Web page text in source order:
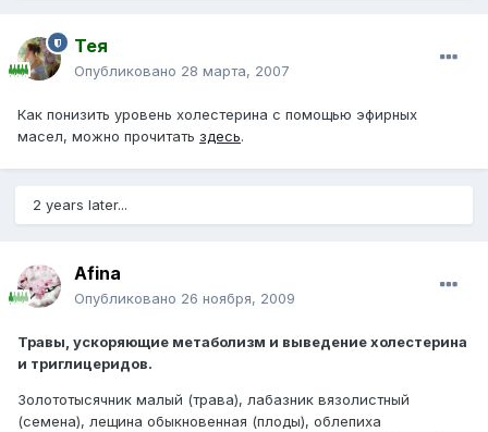
Тея
Опубликовано 28 марта, 2007
Как понизить уровень холестерина с помощью эфирных
масел, можно прочитать здесь.
2 years later...
Afina
Опубликовано 26 ноября, 2009
Травы, ускоряющие метаболизм и выведение холестерина
и триглицеридов.
Золототысячник малый (трава), лабазник вязолистный
(семена), лещина обыкновенная (плоды), облепиха